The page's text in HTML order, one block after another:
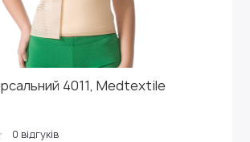
4011, Medtextile
0 відгуків